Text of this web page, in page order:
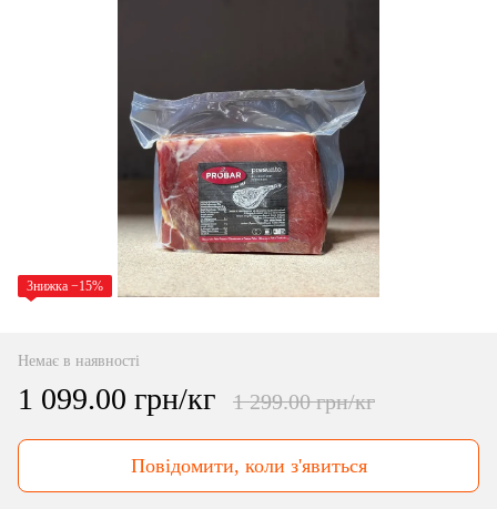
Знижка −15%
Немає в наявності
1 099.00 грн/кг 1 299.00 грн/кг
Повідомити, коли з'явиться